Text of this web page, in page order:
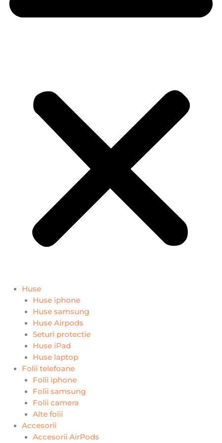
Huse
Huse iphone
Huse samsung
Huse Airpods
Seturi protectie
Huse iPad
Huse laptop
Folii telefoane
Folii iphone
Folii samsung
Folii camera
Alte folii
Accesorii
Accesorii AirPods